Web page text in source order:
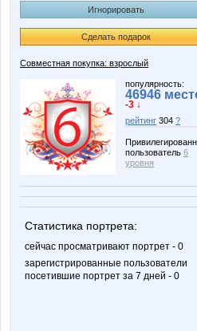
Игнорировать
Сделать подарок
Совместная покупка: взрослый
популярность:
46946
-3 ↓
рейтинг 304 ?
пользователь 6
уровня
Статистика портрета:
сейчас просматривают портрет - 0
зарегистрированные пользователи
посетившие портрет за 7 дней - 0